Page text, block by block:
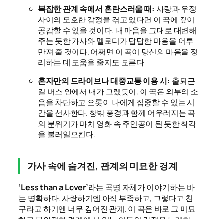
복잡한 관계 속에서 혼란스러울 때: 사랑과 우정
사이의 모호한 감정을 겪고 있다면 이 곡에 깊이
공감할 수 있을 것이다. 내 마음을 그대로 대변해
주는 듯한 가사와 멜로디가 답답한 마음을 어루
만져 줄 것이다. 어쩌면 이 곡이 당신의 마음을 정
리하는 데 도움을 줄지도 모른다.
혼자만의 드라이브나 대중교통 이용 시: 출퇴근
길 버스 안에서 내가 그랬듯이, 이 곡은 외부의 소
음을 차단하고 오롯이 나에게 집중할 수 있는 시
간을 선사한다. 창밖 풍경과 함께 어우러지는 곡
의 분위기가 마치 영화 속 주인공이 된 듯한 착각
을 불러일으킨다.
가사 속에 숨겨진, 관계의 미묘한 경계
‘Less than a Lover’라는 곡명 자체가 이야기하는 바
는 명확하다. 사랑하기엔 아직 부족하고, 그렇다고 친
구라고 하기엔 너무 깊어진 관계. 이 곡은 바로 그 미묘